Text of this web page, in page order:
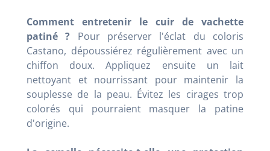
Comment entretenir le cuir de vachette
patiné ? Pour préserver l'éclat du coloris
Castano, dépoussiérez régulièrement avec un
chiffon doux. Appliquez ensuite un lait
nettoyant et nourrissant pour maintenir la
souplesse de la peau. Évitez les cirages trop
colorés qui pourraient masquer la patine
d'origine.